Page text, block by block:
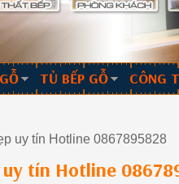
TỦ BẾP GỖ CÔNG
uy tín Hotline 0867895828
tín Hotline